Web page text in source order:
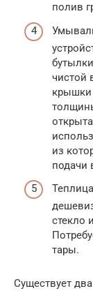
полив
чистой
крышки
из
подачи
стекло
тары.
Существует